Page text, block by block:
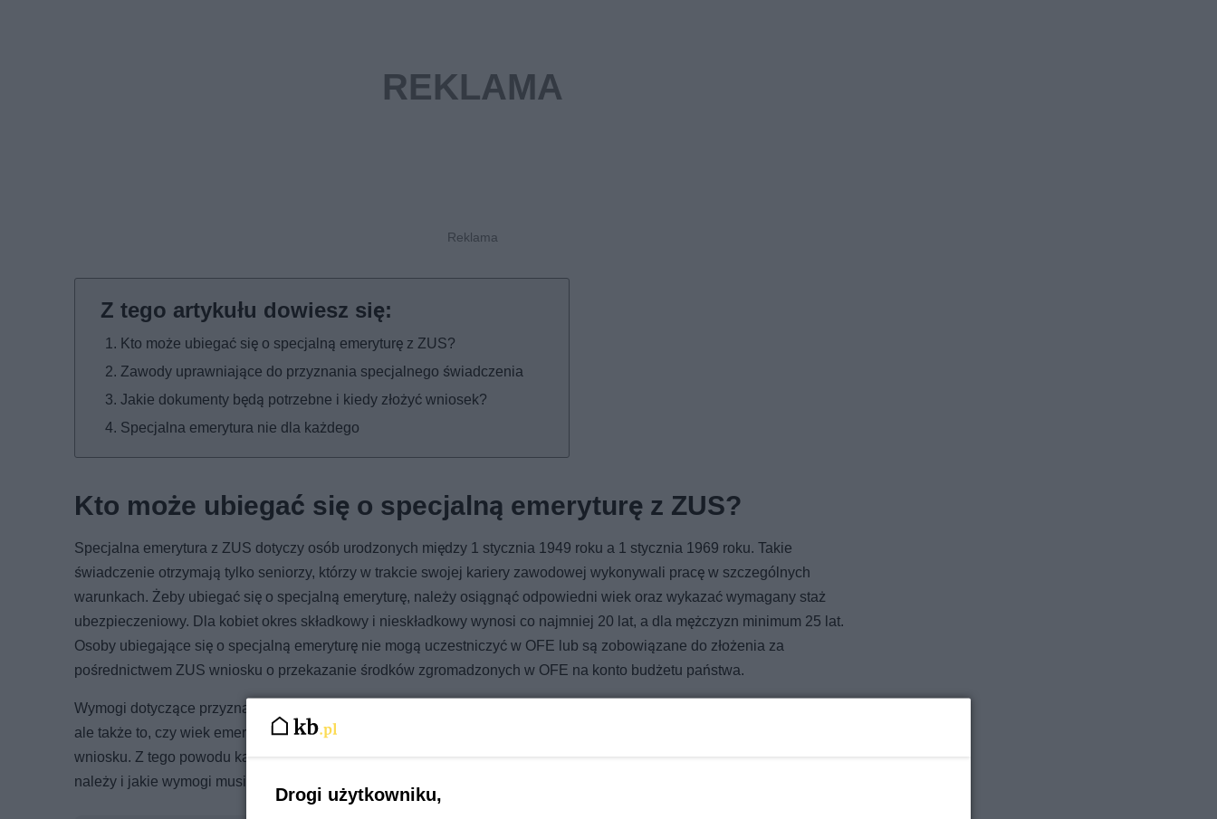
Kto może ubiegać się o specjalną emeryturę z ZUS?
Zawody uprawniające do przyznania specjalnego świadczenia
Jakie dokumenty będą potrzebne i kiedy złożyć wniosek?
Specjalna emerytura nie dla każdego
Kto może ubiegać się o specjalną emeryturę z ZUS?
Specjalna emerytura z ZUS dotyczy osób urodzonych między 1 stycznia 1949 roku a 1 stycznia 1969 roku. Takie
świadczenie otrzymają tylko seniorzy, którzy w trakcie swojej kariery zawodowej wykonywali pracę w szczególnych
warunkach. Żeby ubiegać się o specjalną emeryturę, należy osiągnąć odpowiedni wiek oraz wykazać wymagany staż
ubezpieczeniowy. Dla kobiet okres składkowy i nieskładkowy wynosi co najmniej 20 lat, a dla mężczyzn minimum 25 lat.
Osoby ubiegające się o specjalną emeryturę nie mogą uczestniczyć w OFE lub są zobowiązane do złożenia za
pośrednictwem ZUS wniosku o przekazanie środków zgromadzonych w OFE na konto budżetu państwa.
Wymogi dotyczące przyznawania specjalnej emerytury są zróżnicowane. W niektórych przypadkach liczy się nie tylko staż,
ale także to, czy wiek emerytalny został osiągnięty podczas wykonywania danego zawodu lub najpóźniej w dniu złożenia
wniosku. Z tego powodu każda osoba zainteresowana specjalną emeryturą powinna dokładnie sprawdzić, do której grupy
należy i jakie wymogi musi spełnić.
Drogi użytkowniku,